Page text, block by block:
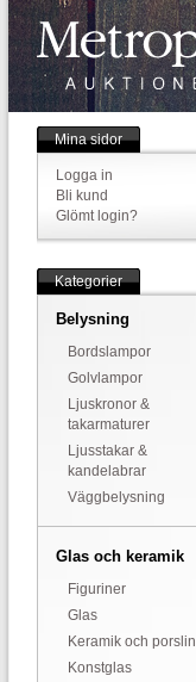
Mina sidor
Logga in
Bli kund
Glömt login?
Kategorier
Belysning
Bordslampor
Golvlampor
Ljuskronor &
takarmaturer
Ljusstakar &
kandelabrar
Väggbelysning
Glas och keramik
Figuriner
Glas
Keramik och porslin
Konstglas